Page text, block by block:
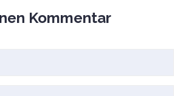
Kommentar